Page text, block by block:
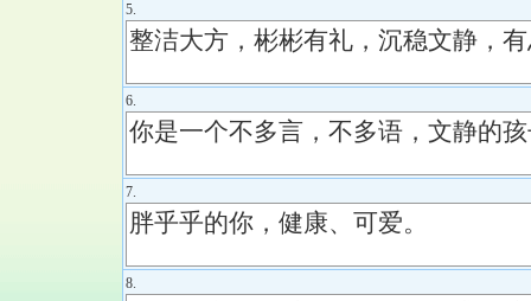
5.
6.
7.
8.